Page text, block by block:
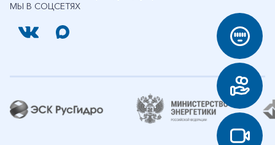
МЫ В СОЦСЕТЯХ